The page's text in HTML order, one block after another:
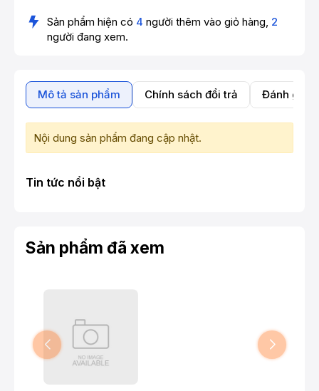
Sản phẩm hiện có 4 người thêm vào giỏ hàng, 2
người đang xem.
Mô tả sản phẩm Chính sách đổi trả Đánh giá
Nội dung sản phẩm đang cập nhật.
Tin tức nổi bật
Sản phẩm đã xem